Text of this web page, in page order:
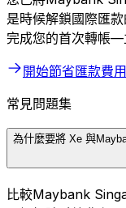
是時候解鎖國際匯
完成您的首次轉帳—
開始節省匯款費用
常見問題集
為什麼要將 Xe 與
比較Maybank